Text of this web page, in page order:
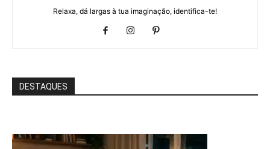
Relaxa, dá largas à tua imaginação, identifica-te!
DESTAQUES